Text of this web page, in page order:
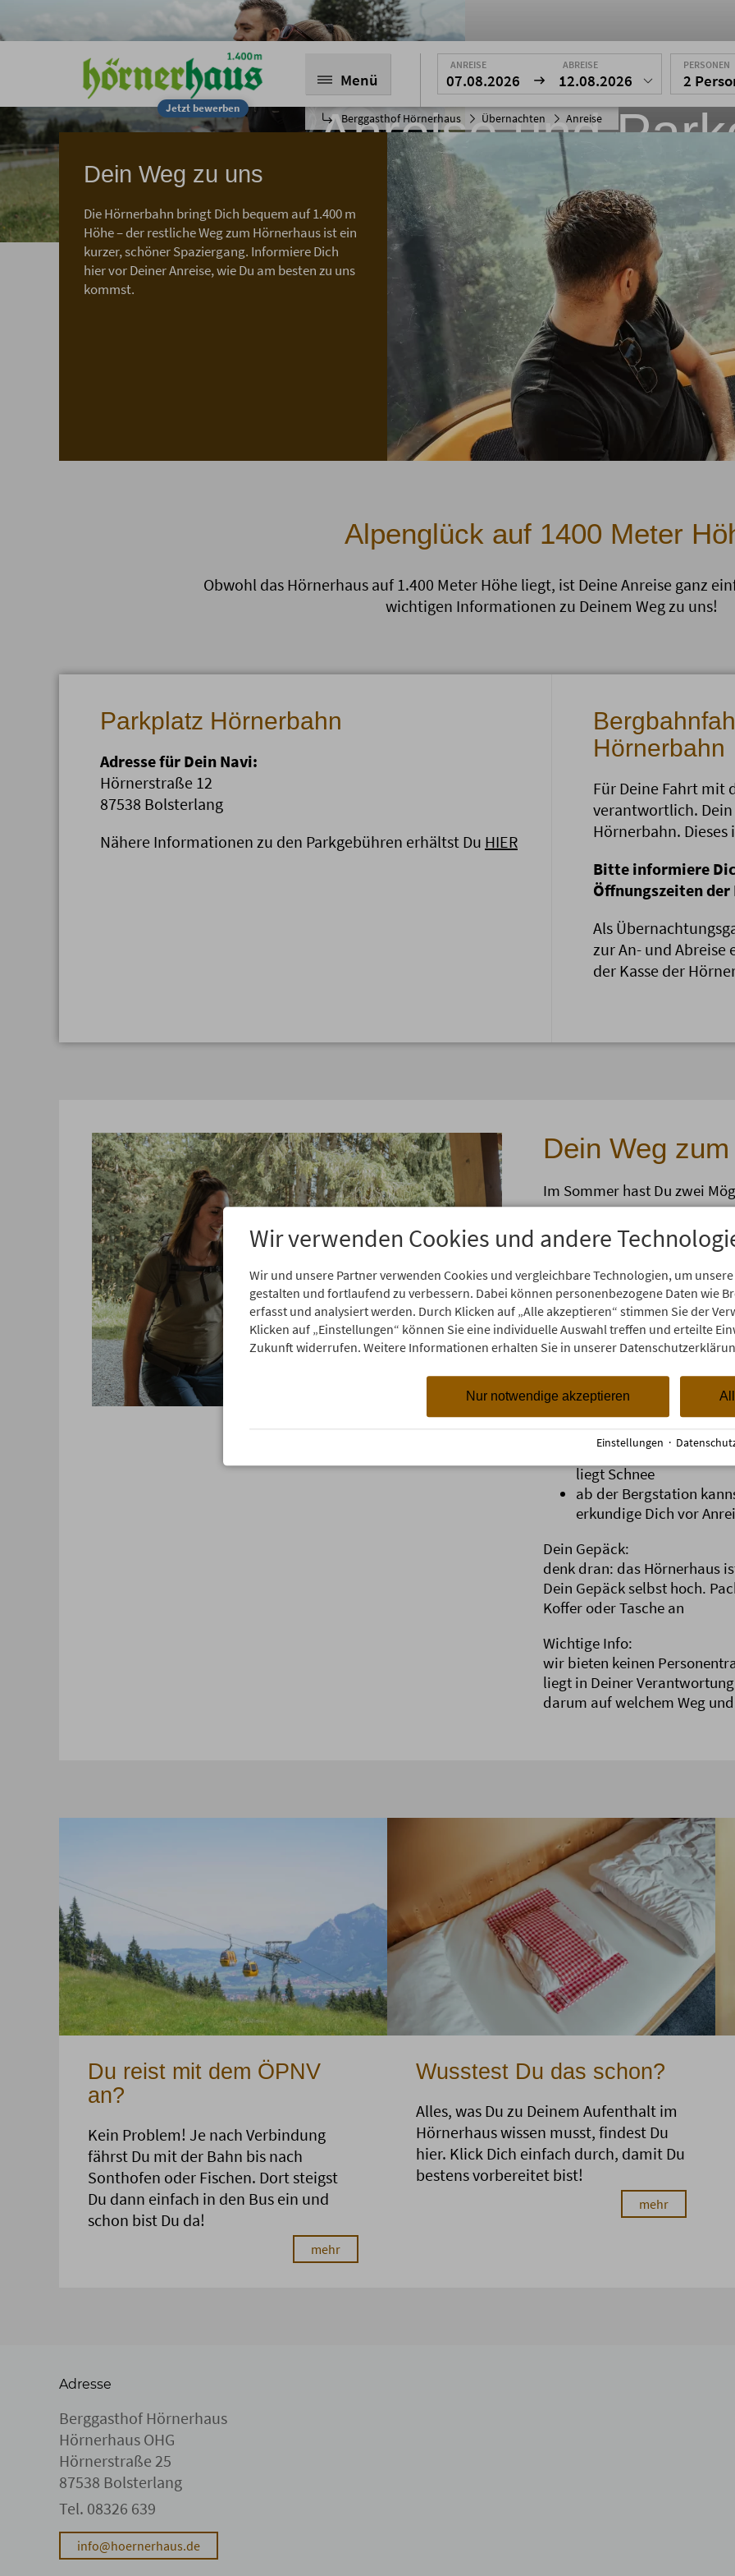
Jetzt bewerben
Menü
Berggasthof Hörnerhaus Übernachten Anreise
ANREISE
07.08.2026
ABREISE
12.08.2026
PERSONEN
2
Anreise und
Deine Anreise zum Hörnerhaus mit der Hörnerbahn
im Allgäu
Dein Weg zu uns
Die Hörnerbahn bringt Dich bequem auf 1.400 m
Höhe – der restliche Weg zum Hörnerhaus ist ein
kurzer, schöner Spaziergang. Informiere Dich
hier vor Deiner Anreise, wie Du am besten zu uns
kommst.
Alpenglück auf 1400 Meter
Obwohl das Hörnerhaus auf 1.400 Meter Höhe liegt, ist Deine Anreise ganz
wichtigen Informationen zu Deinem Weg zu uns!
Parkplatz Hörnerbahn
Adresse für Dein Navi:
Hörnerstraße 12
87538 Bolsterlang
Nähere Informationen zu den Parkgebühren erhältst Du HIER
Hörnerbahn
Für Deine Fahrt mit
verantwortlich.
Hörnerbahn.
Bitte informiere
Öffnungszeiten
Als
zur An- und Abreise
der Kasse der
Dein Weg
Im Sommer hast Du zwei
zu Fuß ab der
Kreuz oder direkt über
mit der Hörnerbahn.
über die aktuellen
ab der Mittelstation
hoch - denk dran:
Im Winter hast Du nur eine
mit der Hörnerbahn.
über die aktuellen
ab der Mittelstation
hoch - denk dran:
liegt Schnee
ab der Bergstation
erkundige Dich vor
Dein Gepäck:
denk dran: das Hörnerhaus
Dein Gepäck selbst hoch.
Koffer oder Tasche an
Wichtige Info:
wir bieten keinen
liegt in Deiner
darum auf welchem Weg
Du reist mit dem ÖPNV
an?
Kein Problem! Je nach Verbindung
fährst Du mit der Bahn bis nach
Sonthofen oder Fischen. Dort steigst
Du dann einfach in den Bus ein und
schon bist Du da!
mehr
Wusstest Du das schon?
Alles, was Du zu Deinem Aufenthalt im
Hörnerhaus wissen musst, findest Du
hier. Klick Dich einfach durch, damit Du
bestens vorbereitet bist!
mehr
Adresse
Berggasthof Hörnerhaus
Hörnerhaus OHG
Hörnerstraße 25
87538 Bolsterlang
Tel. 08326 639
info@hoernerhaus.de
Wir verwenden Cookies und andere
Wir und unsere Partner verwenden Cookies und vergleichbare Technologien, um
gestalten und fortlaufend zu verbessern. Dabei können personenbezogene Daten wie
erfasst und analysiert werden. Durch Klicken auf „Alle akzeptieren“ stimmen Sie der
Klicken auf „Einstellungen“ können Sie eine individuelle Auswahl treffen und erteilte
Zukunft widerrufen. Weitere Informationen erhalten Sie in unserer
Nur notwendige akzeptieren
Einstellungen ·